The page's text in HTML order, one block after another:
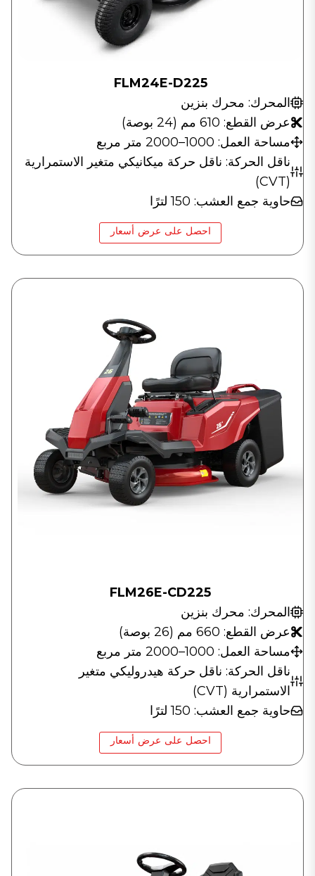
FLM24E-D225
المحرك: محرك بنزين
عرض القطع: 610 مم (24 بوصة)
مساحة العمل: 1000–2000 متر مربع
ناقل الحركة: ناقل حركة ميكانيكي متغير الاستمرارية
(CVT)
حاوية جمع العشب: 150 لترًا
احصل على عرض أسعار
FLM26E-CD225
المحرك: محرك بنزين
عرض القطع: 660 مم (26 بوصة)
مساحة العمل: 1000–2000 متر مربع
ناقل الحركة: ناقل حركة هيدروليكي متغير
الاستمرارية (CVT)
حاوية جمع العشب: 150 لترًا
احصل على عرض أسعار